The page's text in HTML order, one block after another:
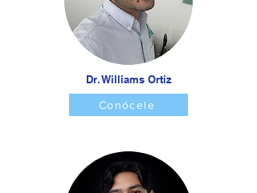
Dr. Williams Ortiz
Conócele